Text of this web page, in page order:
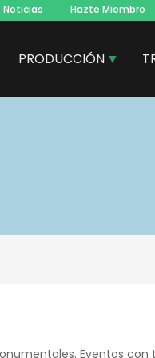
Noticias Hazte Miembro
PRODUCCIÓN
Eventos